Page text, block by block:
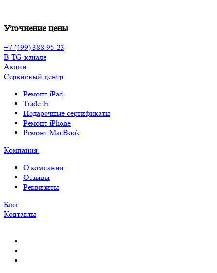
Уточнение цены
+7 (499) 388-95-23
В TG-канале
Акции
Сервисный центр
Ремонт iPad
Trade In
Подарочные сертификаты
Ремонт iPhone
Ремонт MacBook
Компания
О компании
Отзывы
Реквизиты
Блог
Контакты